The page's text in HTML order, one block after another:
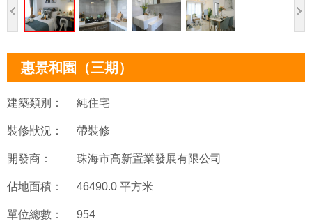
惠景和園（三期）
建築類別： 純住宅
裝修狀況： 帶裝修
開發商： 珠海市高新置業發展有限公司
佔地面積： 46490.0 平方米
單位總數： 954